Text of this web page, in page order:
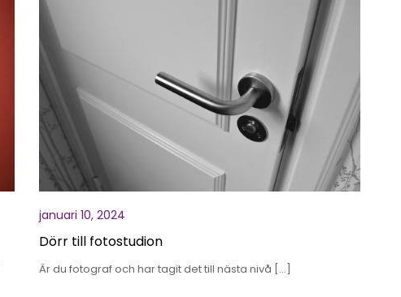
januari 10, 2024
Dörr till fotostudion
Är du fotograf och har tagit det till nästa nivå […]